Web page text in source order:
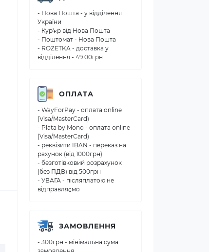
- Нова Пошта - у відділення
України
- Кур'єр від Нова Пошта
- Поштомат - Нова Пошта
- ROZETKA - доставка у
відділення - 49.00грн
ОПЛАТА
- WayForPay - оплата online
(Visa/MasterCard)
- Plata by Mono - оплата online
(Visa/MasterCard)
- реквізити IBAN - переказ на
рахунок (від 1000грн)
- безготівковий розрахунок
(без ПДВ) від 500грн
- УВАГА - післяплатою не
відправляємо
ЗАМОВЛЕННЯ
- 300грн - мінімальна сума